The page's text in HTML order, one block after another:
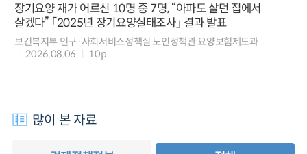
장기요양 재가 어르신 10명 중 7명, “아파도 살던 집에서
살겠다” 「2025년 장기요양실태조사」 결과 발표
보건복지부 인구·사회서비스정책실 노인정책관 요양보험제도과
2026.08.06
10p
많이 본 자료